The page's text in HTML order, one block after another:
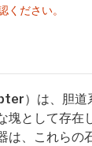
ください。
）は、胆道
塊として存在
は、これら